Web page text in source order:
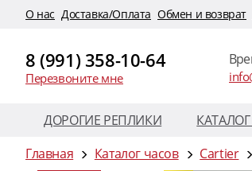
O нас Доставка/Оплата Обмен и возврат
8 (991) 358-10-64
Перезвоните мне
ДОРОГИЕ РЕПЛИКИ
Главная
Каталог часов Cartier